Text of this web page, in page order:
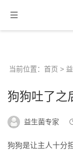
当前位置： 首页 >
狗狗吐了之
益生菌专家
狗狗是让主人十分